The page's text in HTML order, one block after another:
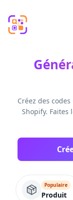
Créez des
Shopify.
Populaire
Produit